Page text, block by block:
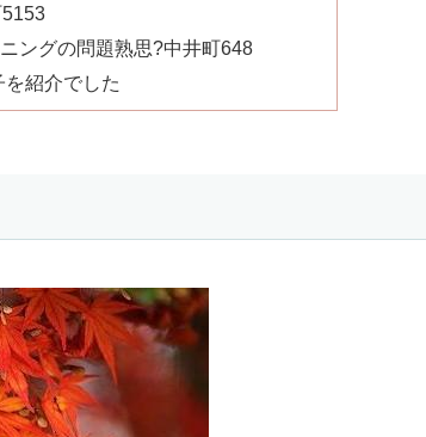
ングの問題熟思?中井町648
紹介でした